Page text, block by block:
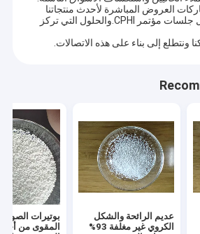
العروض المباشرة لأحدث منتجاتنا
وتبادل المعلومات خلال جلسات مؤتمر CPHI.والحلول التي تركز
إلى بناء على هذه الاتصالات.
عديم الرائحة والشكل
الكروي غير مغلفة 93%
بوتيرات
المقوى من أجل